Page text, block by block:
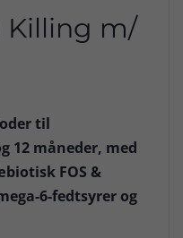
Killing m/
til
12 måneder, med
FOS &
6-fedtsyrer og